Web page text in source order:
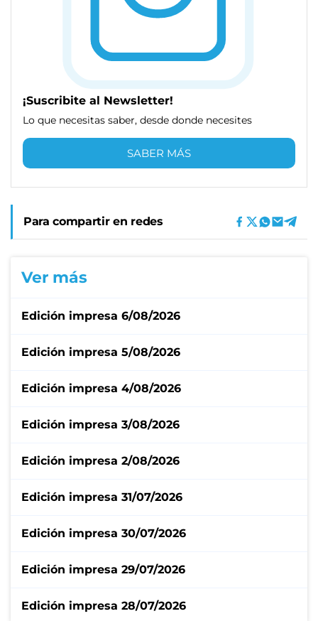
¡Suscribite al Newsletter!
Lo que necesitas saber, desde donde necesites
SABER MÁS
Para compartir en redes
Ver más
Edición impresa 6/08/2026
Edición impresa 5/08/2026
Edición impresa 4/08/2026
Edición impresa 3/08/2026
Edición impresa 2/08/2026
Edición impresa 31/07/2026
Edición impresa 30/07/2026
Edición impresa 29/07/2026
Edición impresa 28/07/2026